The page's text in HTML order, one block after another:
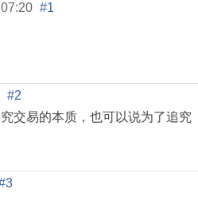
#1
#2
交易的本质，也可以说为了追究